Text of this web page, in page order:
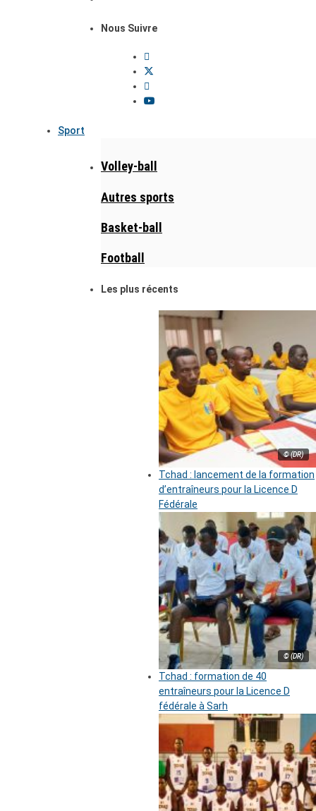
Nous Suivre
Sport
Volley-ball
Autres sports
Basket-ball
Football
Les plus récents
© (DR)
Tchad : lancement de la formation
d’entraîneurs pour la Licence D
Fédérale
© (DR)
Tchad : formation de 40
entraîneurs pour la Licence D
fédérale à Sarh